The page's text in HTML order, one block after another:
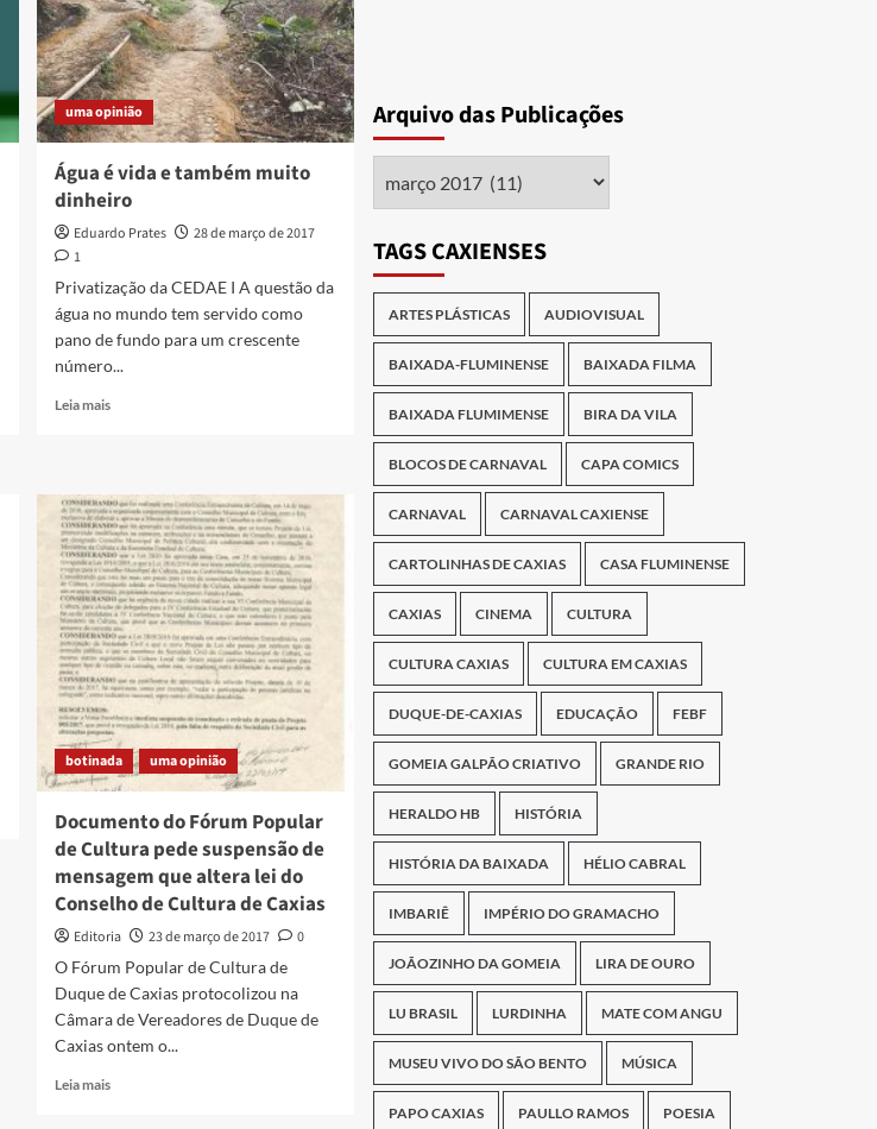
uma opinião
Água é vida e também muito
dinheiro
Eduardo Prates
28 de março de 2017
1
Privatização da CEDAE I A questão da
água no mundo tem servido como
pano de fundo para um crescente
número...
Leia maisRead
é
vida
e
também
muito
dinheiro
botinada uma opinião
Documento do Fórum Popular
de Cultura pede suspensão de
mensagem que altera lei do
Conselho de Cultura de Caxias
Editoria 23 de março de 2017
0
O Fórum Popular de Cultura de
Duque de Caxias protocolizou na
Câmara de Vereadores de Duque de
Caxias ontem o...
Leia maisRead
Arquivo das Publicações
TAGS CAXIENSES
ARTES PLÁSTICAS AUDIOVISUAL
BAIXADA-FLUMINENSE BAIXADA FILMA
BAIXADA FLUMIMENSE BIRA DA VILA
BLOCOS DE CARNAVAL CAPA COMICS
CARNAVAL CARNAVAL CAXIENSE
CARTOLINHAS DE CAXIAS CASA FLUMINENSE
CAXIAS CINEMA CULTURA
CULTURA CAXIAS CULTURA EM CAXIAS
DUQUE-DE-CAXIAS EDUCAÇÃO FEBF
GOMEIA GALPÃO CRIATIVO GRANDE RIO
HERALDO HB HISTÓRIA
HISTÓRIA DA BAIXADA HÉLIO CABRAL
IMBARIÊ IMPÉRIO DO GRAMACHO
JOÃOZINHO DA GOMEIA LIRA DE OURO
LU BRASIL LURDINHA MATE COM ANGU
MUSEU VIVO DO SÃO BENTO MÚSICA
PAPO CAXIAS PAULLO RAMOS POESIA